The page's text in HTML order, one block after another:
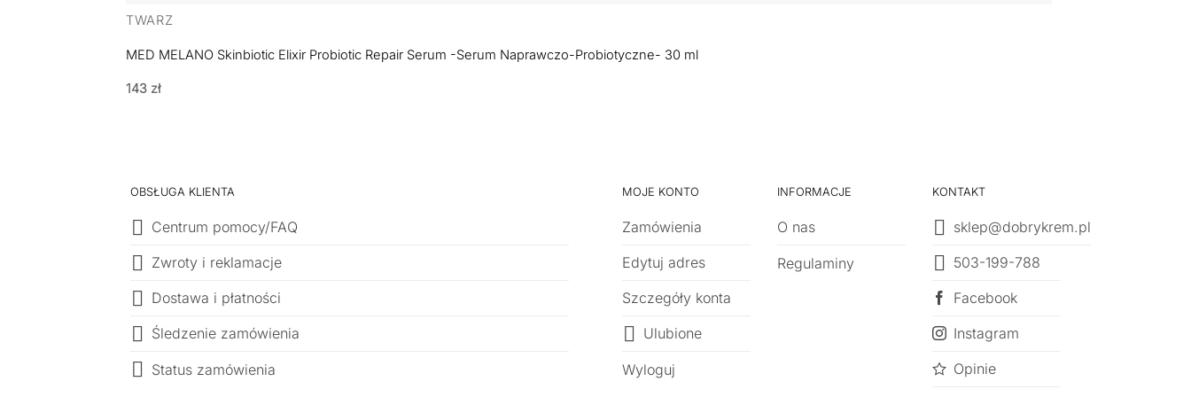
TWARZ
MED MELANO Skinbiotic Elixir Probiotic Repair Serum -Serum Naprawczo-Probiotyczne- 30 ml
143 zł
OBSŁUGA KLIENTA
Centrum pomocy/FAQ
Zwroty i reklamacje
Dostawa i płatności
Śledzenie zamówienia
Status zamówienia
MOJE KONTO
Zamówienia
Edytuj adres
Szczegóły konta
Ulubione
Wyloguj
INFORMACJE
O nas
Regulaminy
KONTAKT
sklep@dobrykrem.pl
503-199-788
Facebook
Instagram
Opinie